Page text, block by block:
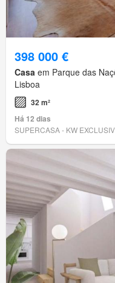
398 000 €
Casa em Parque das
Lisboa
32 m²
Há 12 dias
SUPERCASA - KW